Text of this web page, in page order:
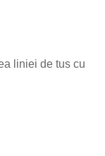
de tus cu